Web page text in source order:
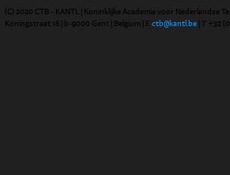
(C) 2020 CTB - KANTL | Koninklijke Academie voor Nederlandse
Koningstraat 18 | b-9000 Gent | Belgium | E ctb@kantl.be | T +32